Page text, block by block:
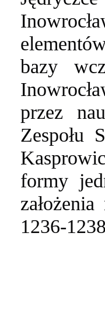
bazy
przez
Zespołu
formy
1236-